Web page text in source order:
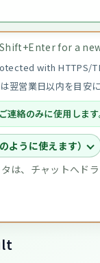
for a
with HTTPS/
翌営業日以内を目安に
連絡のみに使用しま
ように使えます）
は、チャットへド